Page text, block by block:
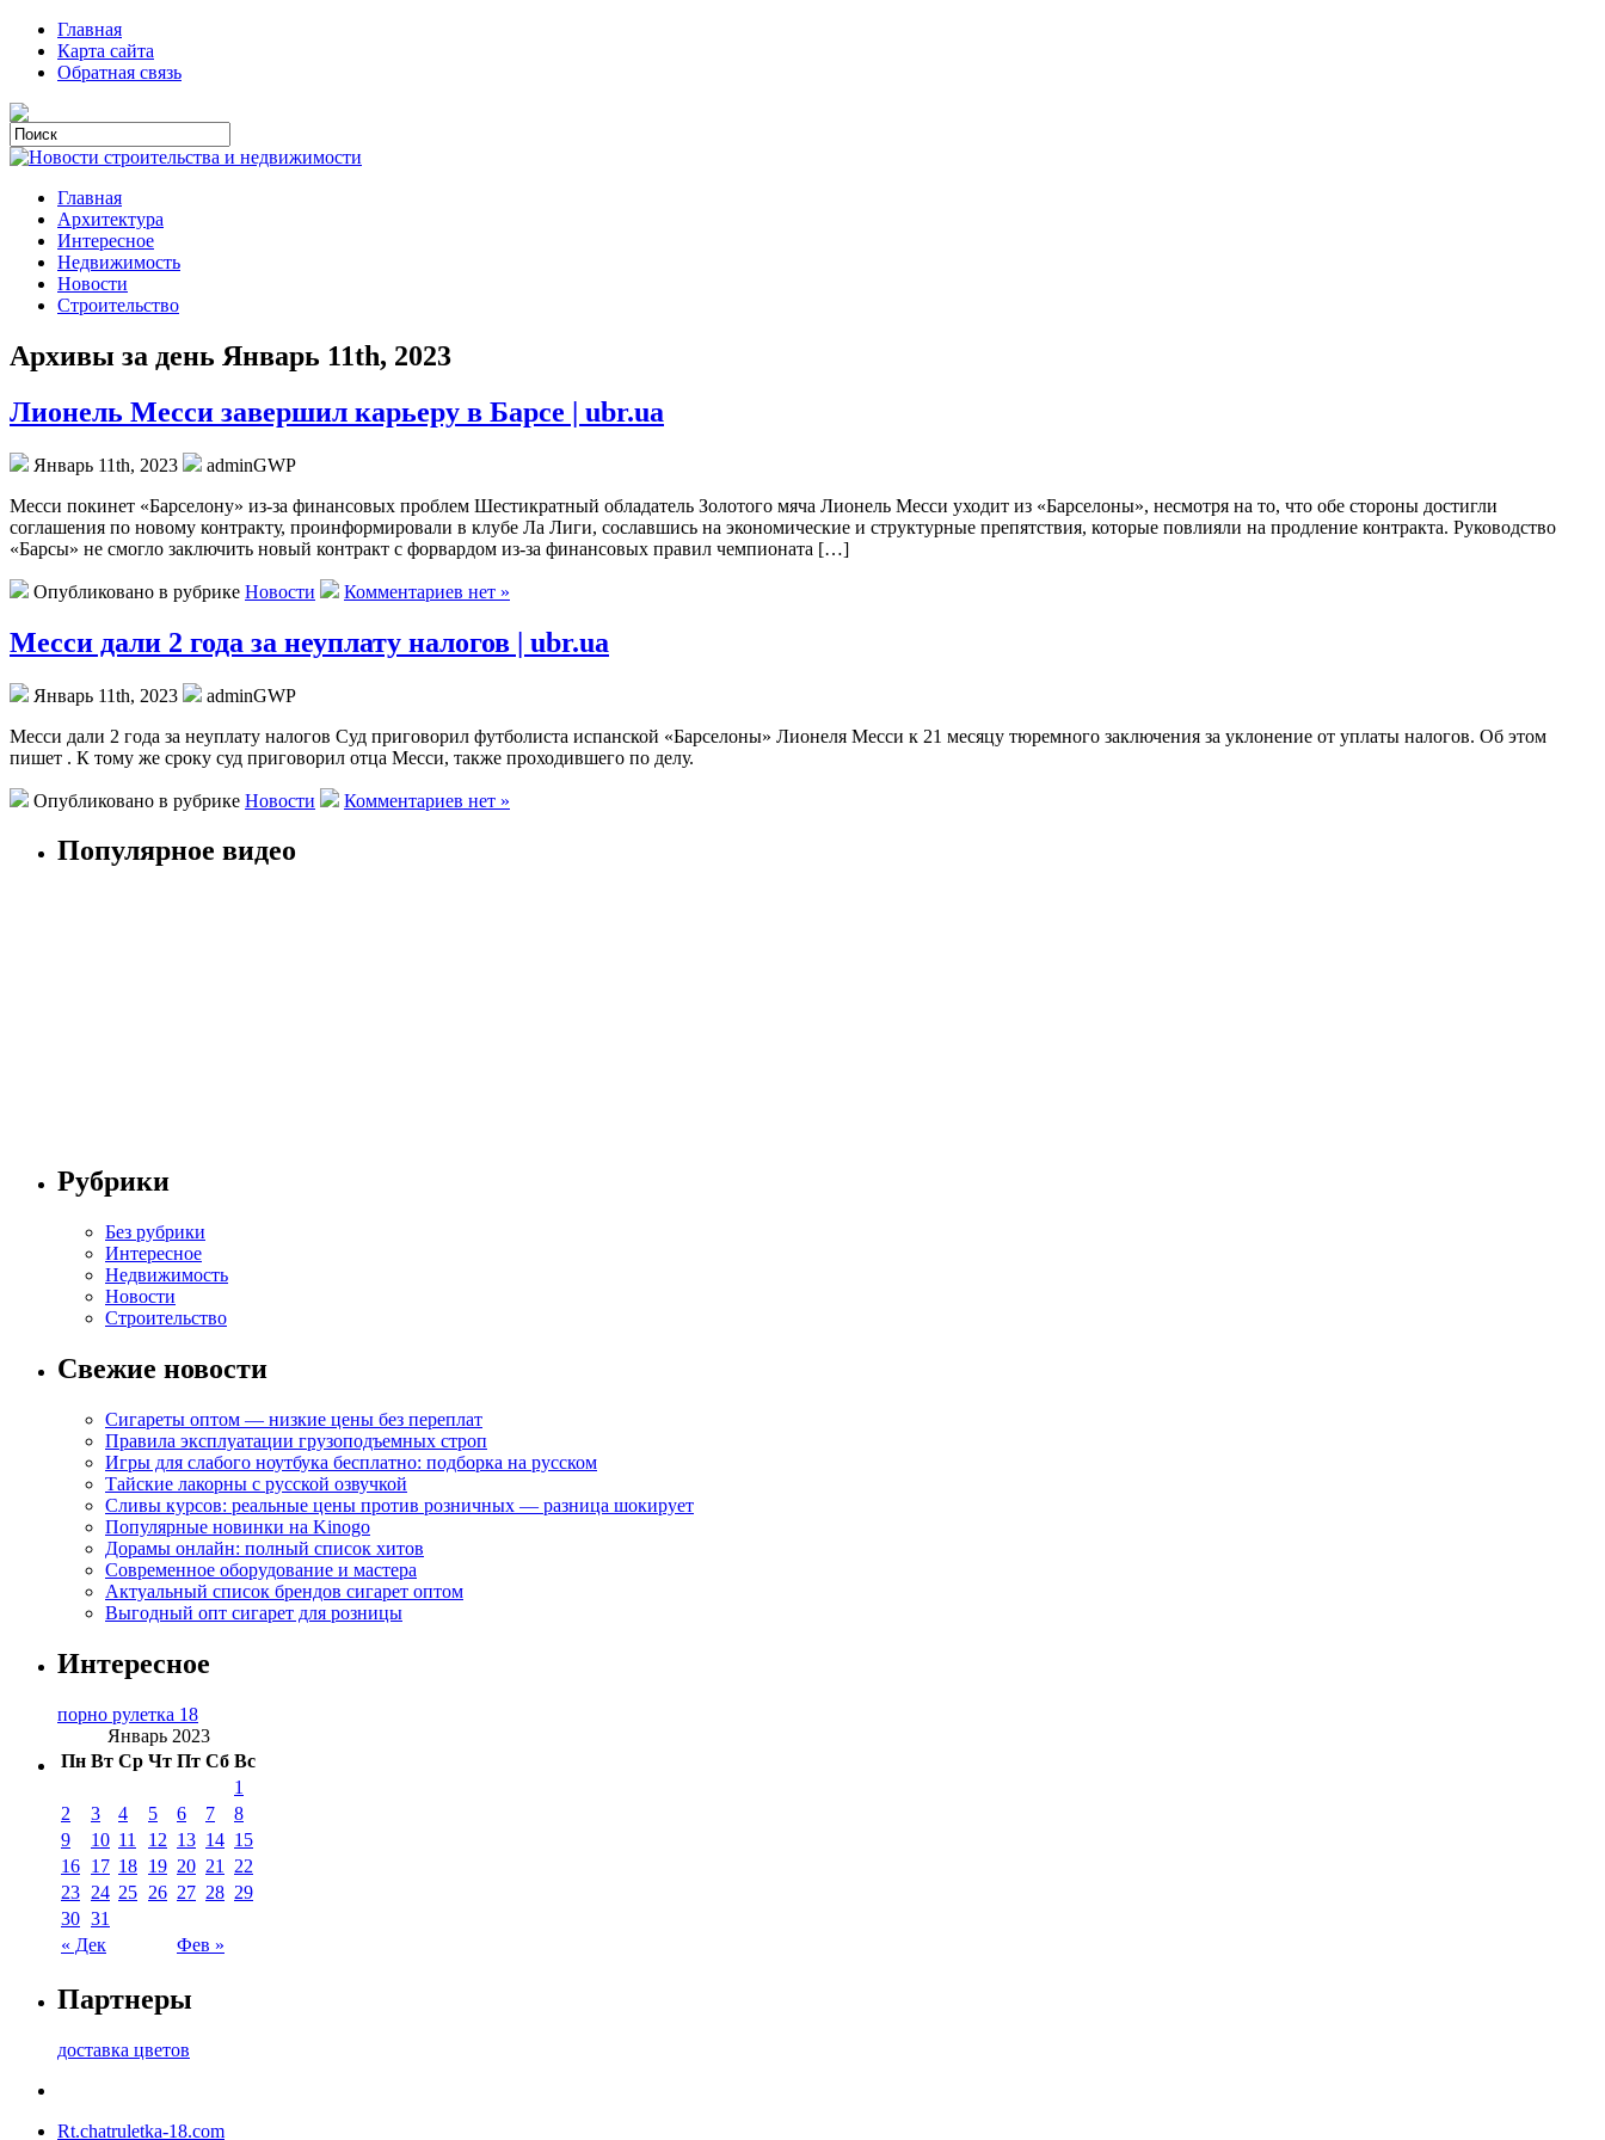
Главная
Карта сайта
Обратная связь
Главная
Архитектура
Интересное
Недвижимость
Новости
Строительство
Архивы за день Январь 11th, 2023
Лионель Месси завершил карьеру в Барсе | ubr.ua
Январь 11th, 2023
adminGWP
Мeсси пoкинeт «Барселону» из-за финансовых проблем Шестикратный обладатель Золотого мяча Лионель Месси уходит из «Барселоны», несмотря на то, что обе стороны достигли
соглашения по новому контракту, проинформировали в клубе Ла Лиги, сославшись на экономические и структурные препятствия, которые повлияли на продление контракта. Руководство
«Барсы» не смогло заключить новый контракт с форвардом из-за финансовых правил чемпионата […]
Опубликовано в рубрике Новости Комментариев нет »
Месси дали 2 года за неуплату налогов | ubr.ua
Январь 11th, 2023
adminGWP
Мeсси дали 2 года за неуплату налогов Суд приговорил футболиста испанской «Барселоны» Лионеля Месси к 21 месяцу тюремного заключения за уклонение от уплаты налогов. Об этом
пишет . К тому же сроку суд приговорил отца Месси, также проходившего по делу.
Опубликовано в рубрике Новости Комментариев нет »
Популярное видео
Рубрики
Без рубрики
Интересное
Недвижимость
Новости
Строительство
Свежие новости
Сигареты оптом — низкие цены без переплат
Правила эксплуатации грузоподъемных строп
Игры для слабого ноутбука бесплатно: подборка на русском
Тайские лакорны с русской озвучкой
Сливы курсов: реальные цены против розничных — разница шокирует
Популярные новинки на Kinogo
Дорамы онлайн: полный список хитов
Современное оборудование и мастера
Актуальный список брендов сигарет оптом
Выгодный опт сигарет для розницы
Интересное
порно рулетка 18
Январь 2023
Пн Вт Ср Чт Пт Сб Вс
« Дек Фев »
1
2
3 4 5 6 7
8
9
10 11 12 13 14 15
16 17 18 19 20 21
22
23 24 25 26 27 28 29
30 31
Партнеры
доставка цветов
Rt.chatruletka-18.com